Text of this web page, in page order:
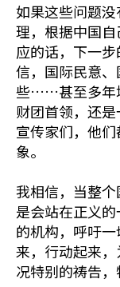
如果这些问题
理，根据中国
应的话，下一
信，国际民意
些……甚至多年
财团首领，还
宣传家们，他
象。
我相信，当整
是会站在正义
的机构，呼吁
来，行动起来
况特别的祷告，